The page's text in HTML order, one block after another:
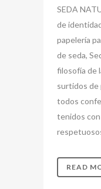
SEDA
de
papelería
de seda,
filosofía de
surtidos de
todos
tenidos
READ